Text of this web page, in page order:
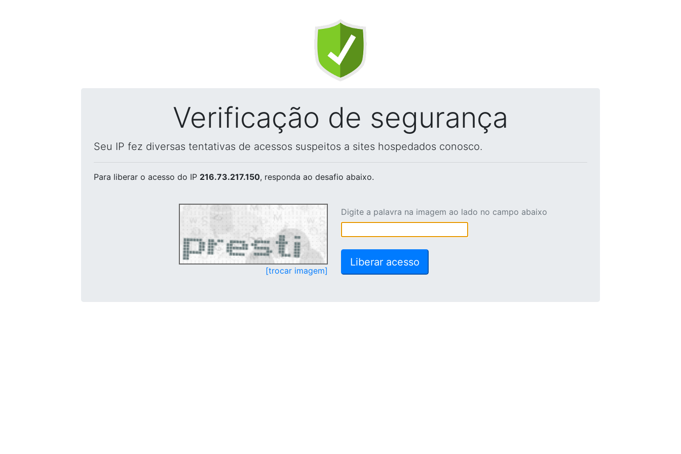
Verificação de segurança
Seu IP fez diversas tentativas de acessos suspeitos a sites hospedados conosco.
Para liberar o acesso do IP 216.73.217.150, responda ao desafio abaixo.
[trocar imagem]
Digite a palavra na imagem ao lado no campo abaixo